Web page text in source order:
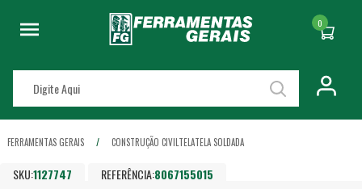
0
FERRAMENTAS GERAIS CONSTRUÇÃO CIVILTELATELA SOLDADA
SKU:1127747 REFERÊNCIA:8067155015